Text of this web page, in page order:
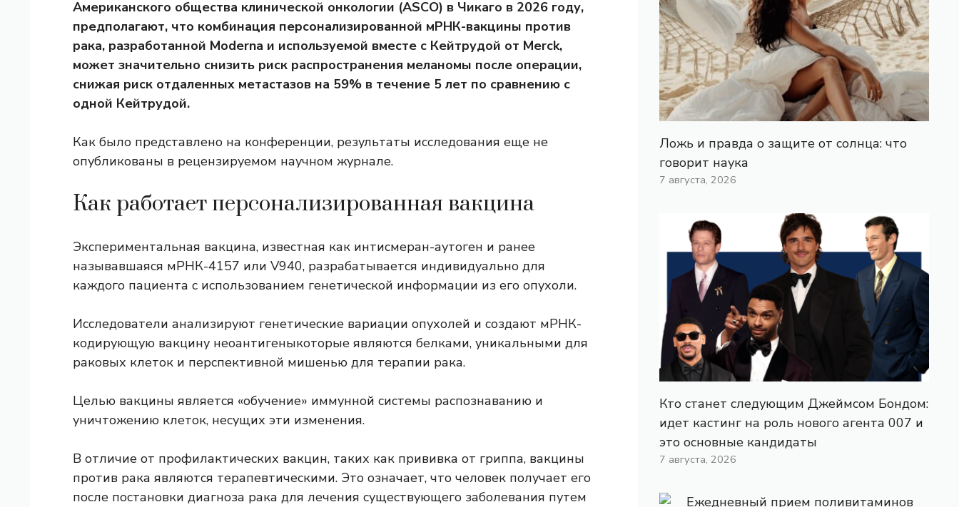
Американского общества клинической онкологии (ASCO) в Чикаго в 2026 году,
предполагают, что комбинация персонализированной мРНК-вакцины против
рака, разработанной Moderna и используемой вместе с Кейтрудой от Merck,
может значительно снизить риск распространения меланомы после операции,
снижая риск отдаленных метастазов на 59% в течение 5 лет по сравнению с
одной Кейтрудой.
Как было представлено на конференции, результаты исследования еще не
опубликованы в рецензируемом научном журнале.
Как работает персонализированная вакцина
Экспериментальная вакцина, известная как интисмеран-аутоген и ранее
называвшаяся мРНК-4157 или V940, разрабатывается индивидуально для
каждого пациента с использованием генетической информации из его опухоли.
Исследователи анализируют генетические вариации опухолей и создают мРНК-
кодирующую вакцину неоантигеныкоторые являются белками, уникальными для
раковых клеток и перспективной мишенью для терапии рака.
Целью вакцины является «обучение» иммунной системы распознаванию и
уничтожению клеток, несущих эти изменения.
В отличие от профилактических вакцин, таких как прививка от гриппа, вакцины
против рака являются терапевтическими. Это означает, что человек получает его
после постановки диагноза рака для лечения существующего заболевания путем
Ложь и правда о защите от солнца: что
говорит наука
7 августа, 2026
Кто станет следующим Джеймсом Бондом:
идет кастинг на роль нового агента 007 и
это основные кандидаты
7 августа, 2026